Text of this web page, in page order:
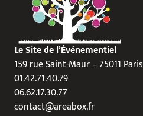
Le Site de l’Événementiel
159 rue Saint-Maur – 75011 Paris
01.42.71.40.79
06.62.17.30.77
contact@areabox.fr